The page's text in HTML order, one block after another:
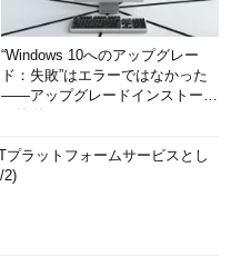
能（表示中のWebページの
る機能。［Ctrl］＋［Q］キ
記事 参照）はIE9でも利用できる
る。利用したければ、「イン
をクリックする。そして表示
で［クイック タブを有効に
スをオンにして、IE9を再起
“Windows 10へのアップグレー
ド：失敗”はエラーではなかった
――アップグレードインストール
プラットフォームサービスとし
2)